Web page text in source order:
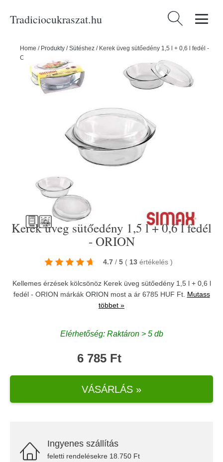
Tradiciocukraszat.hu Keresés:
Home / Produkty /Sütéshez / Kerek üveg sütőedény 1,5 l + 0,6 l fedél -
ORION
Kerek üveg sütőedény 1,5 l + 0,6 l fedél
- ORION
4.7 / 5 ( 13 értékelés )
Kellemes érzések kölcsönöz Kerek üveg sütőedény 1,5 l + 0,6 l
fedél - ORION márkák ORION most a ár 6785 HUF Ft. Mutass
többet »
Elérhetőség: Raktáron > 5 db
6 785 Ft
VÁSÁRLÁS »
Ingyenes szállítás
feletti rendelésekre 18.750 Ft